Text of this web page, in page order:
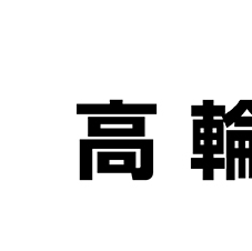
ビジネスと働き方のヒント
AI活用のいまが分かる